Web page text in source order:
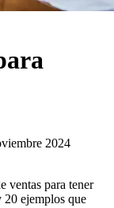
2024
ventas para tener
20 ejemplos que